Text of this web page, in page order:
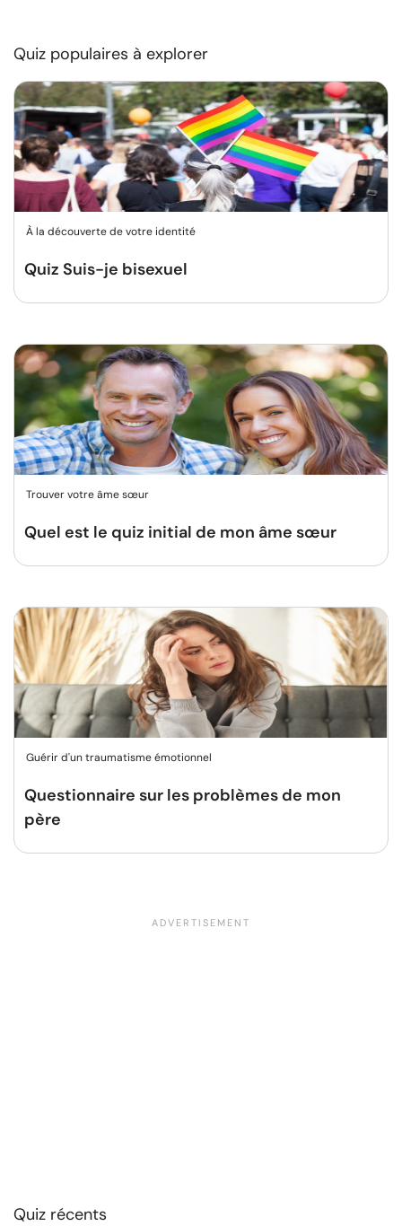
Quiz populaires à explorer
À la découverte de votre identité
Quiz Suis-je bisexuel
Trouver votre âme sœur
Quel est le quiz initial de mon âme sœur
Guérir d'un traumatisme émotionnel
Questionnaire sur les problèmes de mon
père
Quiz récents